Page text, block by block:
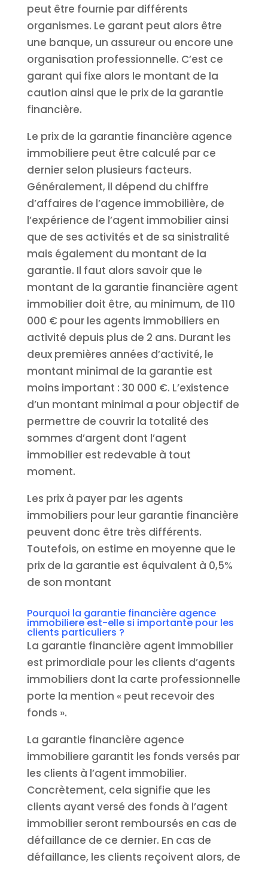
peut être fournie par différents
organismes. Le garant peut alors être
une banque, un assureur ou encore une
organisation professionnelle. C’est ce
garant qui fixe alors le montant de la
caution ainsi que le prix de la garantie
financière.
Le prix de la garantie financière agence
immobiliere peut être calculé par ce
dernier selon plusieurs facteurs.
Généralement, il dépend du chiffre
d’affaires de l’agence immobilière, de
l’expérience de l’agent immobilier ainsi
que de ses activités et de sa sinistralité
mais également du montant de la
garantie. Il faut alors savoir que le
montant de la garantie financière agent
immobilier doit être, au minimum, de 110
000 € pour les agents immobiliers en
activité depuis plus de 2 ans. Durant les
deux premières années d’activité, le
montant minimal de la garantie est
moins important : 30 000 €. L’existence
d’un montant minimal a pour objectif de
permettre de couvrir la totalité des
sommes d’argent dont l’agent
immobilier est redevable à tout
moment.
Les prix à payer par les agents
immobiliers pour leur garantie financière
peuvent donc être très différents.
Toutefois, on estime en moyenne que le
prix de la garantie est équivalent à 0,5%
de son montant
Pourquoi la garantie financière agence
immobiliere est-elle si importante pour les
clients particuliers ?
La garantie financière agent immobilier
est primordiale pour les clients d’agents
immobiliers dont la carte professionnelle
porte la mention « peut recevoir des
fonds ».
La garantie financière agence
immobiliere garantit les fonds versés par
les clients à l’agent immobilier.
Concrètement, cela signifie que les
clients ayant versé des fonds à l’agent
immobilier seront remboursés en cas de
défaillance de ce dernier. En cas de
défaillance, les clients reçoivent alors, de